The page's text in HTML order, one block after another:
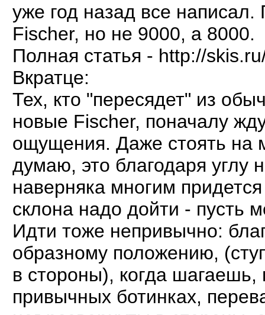
уже год назад все
Fischer, но не 9000, а 8000.
Полная статья - http://
Вкратце:
Тех, кто "пересядет" из
новые Fischer, поначалу
ощущения. Даже стоять на
думаю, это благодаря углу
наверняка многим
склона надо дойти - пусть
Идти тоже непривычно:
образному положению,
в стороны), когда
привычных ботинках,